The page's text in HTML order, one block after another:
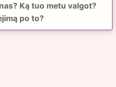
Ką tuo metu valgot?
po to?